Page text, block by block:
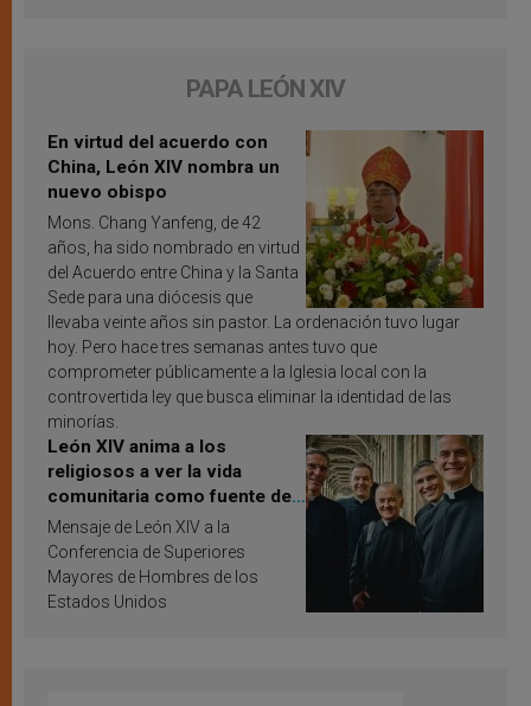
PAPA LEÓN XIV
En virtud del acuerdo con
China, León XIV nombra un
nuevo obispo
Mons. Chang Yanfeng, de 42
años, ha sido nombrado en virtud
del Acuerdo entre China y la Santa
Sede para una diócesis que
llevaba veinte años sin pastor. La ordenación tuvo lugar
hoy. Pero hace tres semanas antes tuvo que
comprometer públicamente a la Iglesia local con la
controvertida ley que busca eliminar la identidad de las
minorías.
León XIV anima a los
religiosos a ver la vida
comunitaria como fuente de
inspiración y santificación
Mensaje de León XIV a la
Conferencia de Superiores
Mayores de Hombres de los
Estados Unidos